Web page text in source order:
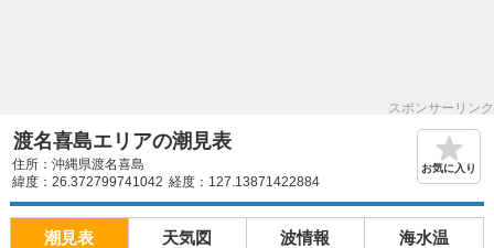
スポンサーリンク
渡名喜島エリアの潮見表
住所：沖縄県渡名喜島
緯度：26.372799741042 経度：127.13871422884
お気に入り
潮見表 天気図 波情報 海水温